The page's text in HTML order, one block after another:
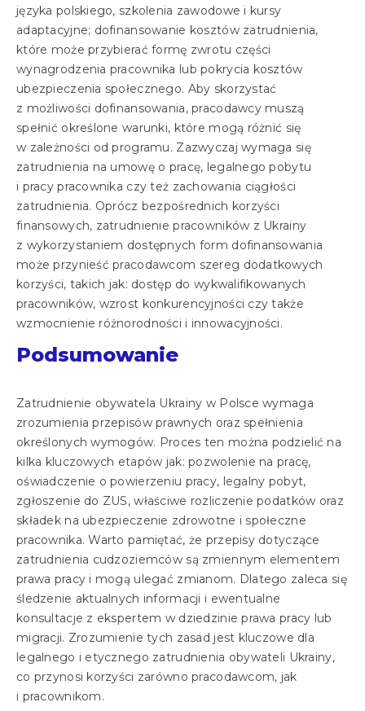
języka polskiego, szkolenia zawodowe i kursy
adaptacyjne; dofinansowanie kosztów zatrudnienia,
które może przybierać formę zwrotu części
wynagrodzenia pracownika lub pokrycia kosztów
ubezpieczenia społecznego. Aby skorzystać
z możliwości dofinansowania, pracodawcy muszą
spełnić określone warunki, które mogą różnić się
w zależności od programu. Zazwyczaj wymaga się
zatrudnienia na umowę o pracę, legalnego pobytu
i pracy pracownika czy też zachowania ciągłości
zatrudnienia. Oprócz bezpośrednich korzyści
finansowych, zatrudnienie pracowników z Ukrainy
z wykorzystaniem dostępnych form dofinansowania
może przynieść pracodawcom szereg dodatkowych
korzyści, takich jak: dostęp do wykwalifikowanych
pracowników, wzrost konkurencyjności czy także
wzmocnienie różnorodności i innowacyjności.
Podsumowanie
Zatrudnienie obywatela Ukrainy w Polsce wymaga
zrozumienia przepisów prawnych oraz spełnienia
określonych wymogów. Proces ten można podzielić na
kilka kluczowych etapów jak: pozwolenie na pracę,
oświadczenie o powierzeniu pracy, legalny pobyt,
zgłoszenie do ZUS, właściwe rozliczenie podatków oraz
składek na ubezpieczenie zdrowotne i społeczne
pracownika. Warto pamiętać, że przepisy dotyczące
zatrudnienia cudzoziemców są zmiennym elementem
prawa pracy i mogą ulegać zmianom. Dlatego zaleca się
śledzenie aktualnych informacji i ewentualne
konsultacje z ekspertem w dziedzinie prawa pracy lub
migracji. Zrozumienie tych zasad jest kluczowe dla
legalnego i etycznego zatrudnienia obywateli Ukrainy,
co przynosi korzyści zarówno pracodawcom, jak
i pracownikom.